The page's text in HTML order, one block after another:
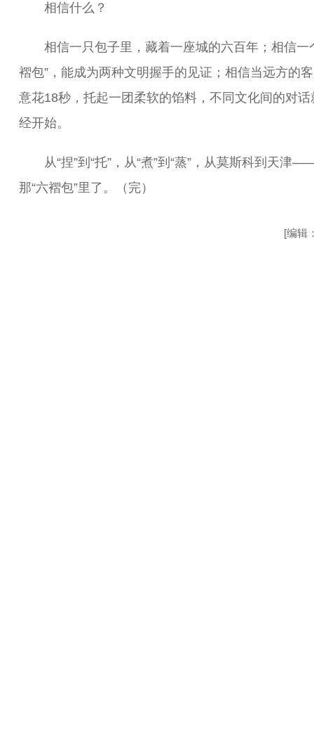
相信什么？
相信一只包子里，藏着一座城的六百年；相信一
褶包”，能成为两种文明握手的见证；相信当远方的
意花18秒，托起一团柔软的馅料，不同文化间的对话
经开始。
从“捏”到“托”，从“煮”到“蒸”，从莫斯科到天津
那“六褶包”里了。（完）
[编辑